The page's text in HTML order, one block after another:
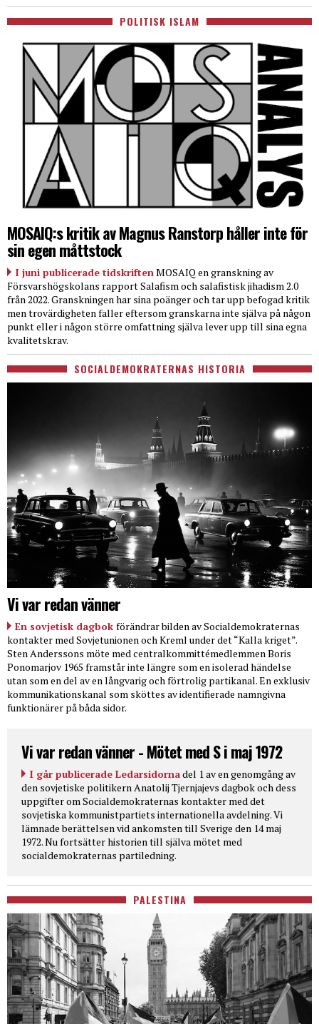
POLITISK ISLAM
MOSAIQ:s kritik av Magnus Ranstorp håller inte för
sin egen måttstock
I juni publicerade tidskriftenMOSAIQ en granskning av
Försvarshögskolans rapport Salafism och salafistisk jihadism 2.0
från 2022. Granskningen har sina poänger och tar upp befogad kritik
men trovärdigheten faller eftersom granskarna inte själva på någon
punkt eller i någon större omfattning själva lever upp till sina egna
kvalitetskrav.
SOCIALDEMOKRATERNAS HISTORIA
Vi var redan vänner
En sovjetisk dagbok förändrar bilden av Socialdemokraternas
kontakter med Sovjetunionen och Kreml under det “Kalla kriget”.
Sten Anderssons möte med centralkommittémedlemmen Boris
Ponomarjov 1965 framstår inte längre som en isolerad händelse
utan som en del av en långvarig och förtrolig partikanal. En exklusiv
kommunikationskanal som sköttes av identifierade namngivna
funktionärer på båda sidor.
Vi var redan vänner - Mötet med S i maj 1972
I går publicerade Ledarsidornadel 1 av en genomgång av
den sovjetiske politikern Anatolij Tjernjajevs dagbok och dess
uppgifter om Socialdemokraternas kontakter med det
sovjetiska kommunistpartiets internationella avdelning. Vi
lämnade berättelsen vid ankomsten till Sverige den 14 maj
1972. Nu fortsätter historien till själva mötet med
socialdemokraternas partiledning.
PALESTINA